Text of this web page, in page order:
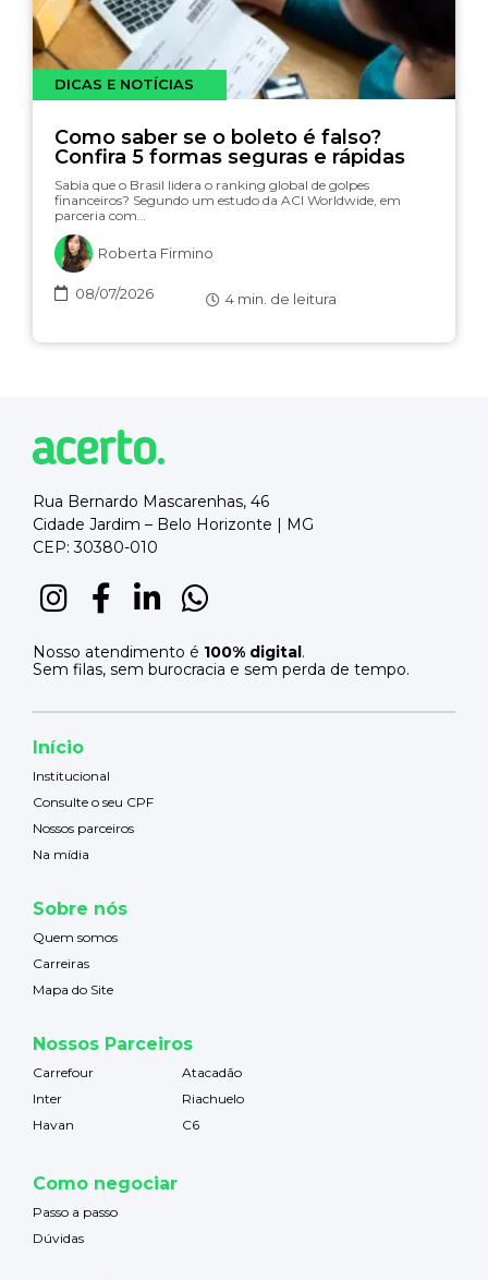
DICAS E NOTÍCIAS
Como saber se o boleto é falso?
Confira 5 formas seguras e rápidas
Sabia que o Brasil lidera o ranking global de golpes
financeiros? Segundo um estudo da ACI Worldwide, em
parceria com…
Roberta Firmino
08/07/2026 4 min. de leitura
Rua Bernardo Mascarenhas, 46
Cidade Jardim – Belo Horizonte | MG
CEP: 30380-010
Nosso atendimento é 100% digital.
Sem filas, sem burocracia e sem perda de tempo.
Início
Institucional
Consulte o seu CPF
Nossos parceiros
Na mídia
Sobre nós
Quem somos
Carreiras
Mapa do Site
Nossos Parceiros
Carrefour
Atacadão
Inter
Riachuelo
Havan
C6
Como negociar
Passo a passo
Dúvidas